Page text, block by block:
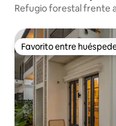
Refugio forestal frente
Favorito entre
Favorito entre